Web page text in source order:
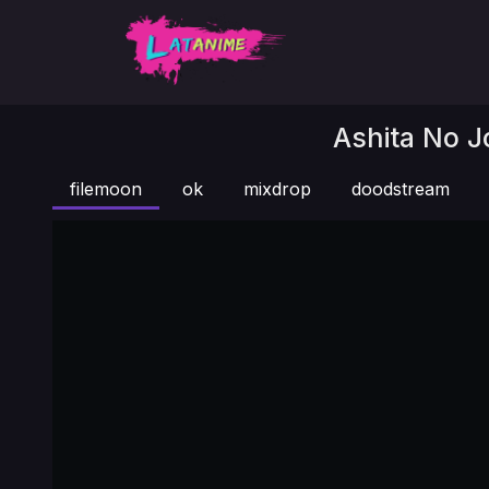
Ashita No
filemoon ok mixdrop doodstream